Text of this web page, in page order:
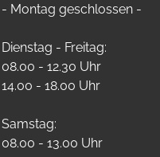
- Montag geschlossen -
Dienstag - Freitag:
08.00 - 12.30 Uhr
14.00 - 18.00 Uhr
Samstag:
08.00 - 13.00 Uhr